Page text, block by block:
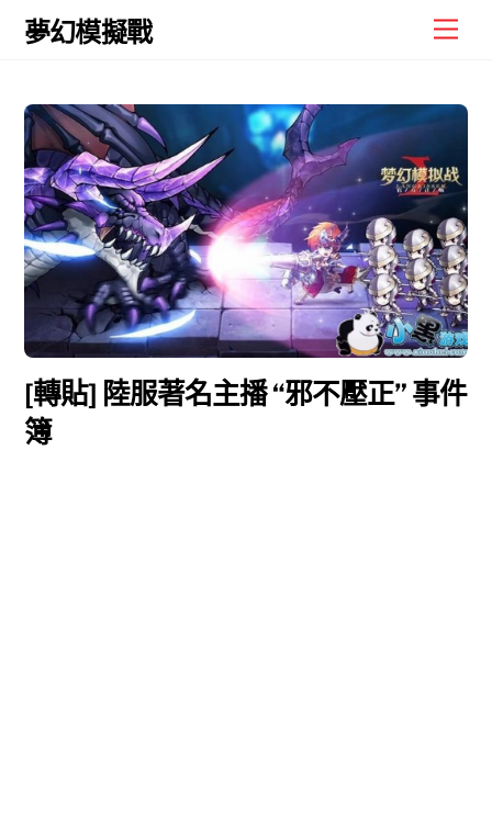
Skip
夢幻模擬戰
[轉貼] 陸服著名主播 “邪不壓正” 事件
簿